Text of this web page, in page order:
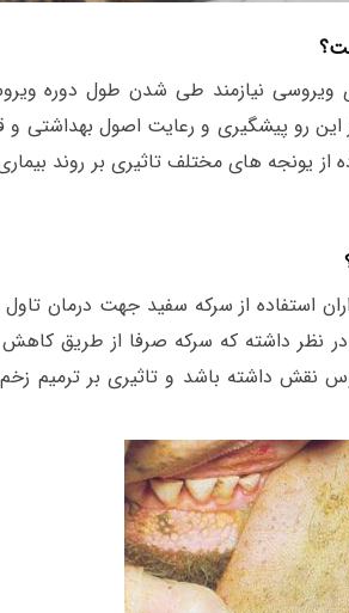
ویروسی نیازمند طی شدن طول دوره
رو پیشگیری و رعایت اصول بهداشتی و
از یونجه های مختلف تاثیری بر روند
استفاده از سرکه سفید جهت درمان
داشته باشد و تاثیری بر ترمیم